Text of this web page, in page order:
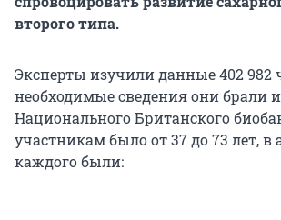
второго типа.
Эксперты изучили данные 402 982
необходимые сведения они брали
Национального Британского
участникам было от 37 до 73 лет, в
каждого были: